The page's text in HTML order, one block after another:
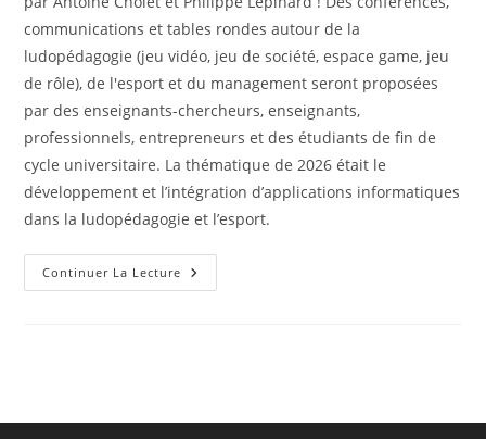
communications et tables rondes autour de la
ludopédagogie (jeu vidéo, jeu de société, espace game, jeu
de rôle), de l'esport et du management seront proposées
par des enseignants-chercheurs, enseignants,
professionnels, entrepreneurs et des étudiants de fin de
cycle universitaire. La thématique de 2026 était le
développement et l’intégration d’applications informatiques
dans la ludopédagogie et l’esport.
Continuer La Lecture 10ème
Édition